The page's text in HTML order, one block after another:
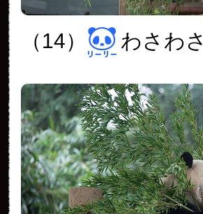
（14） わさわさ